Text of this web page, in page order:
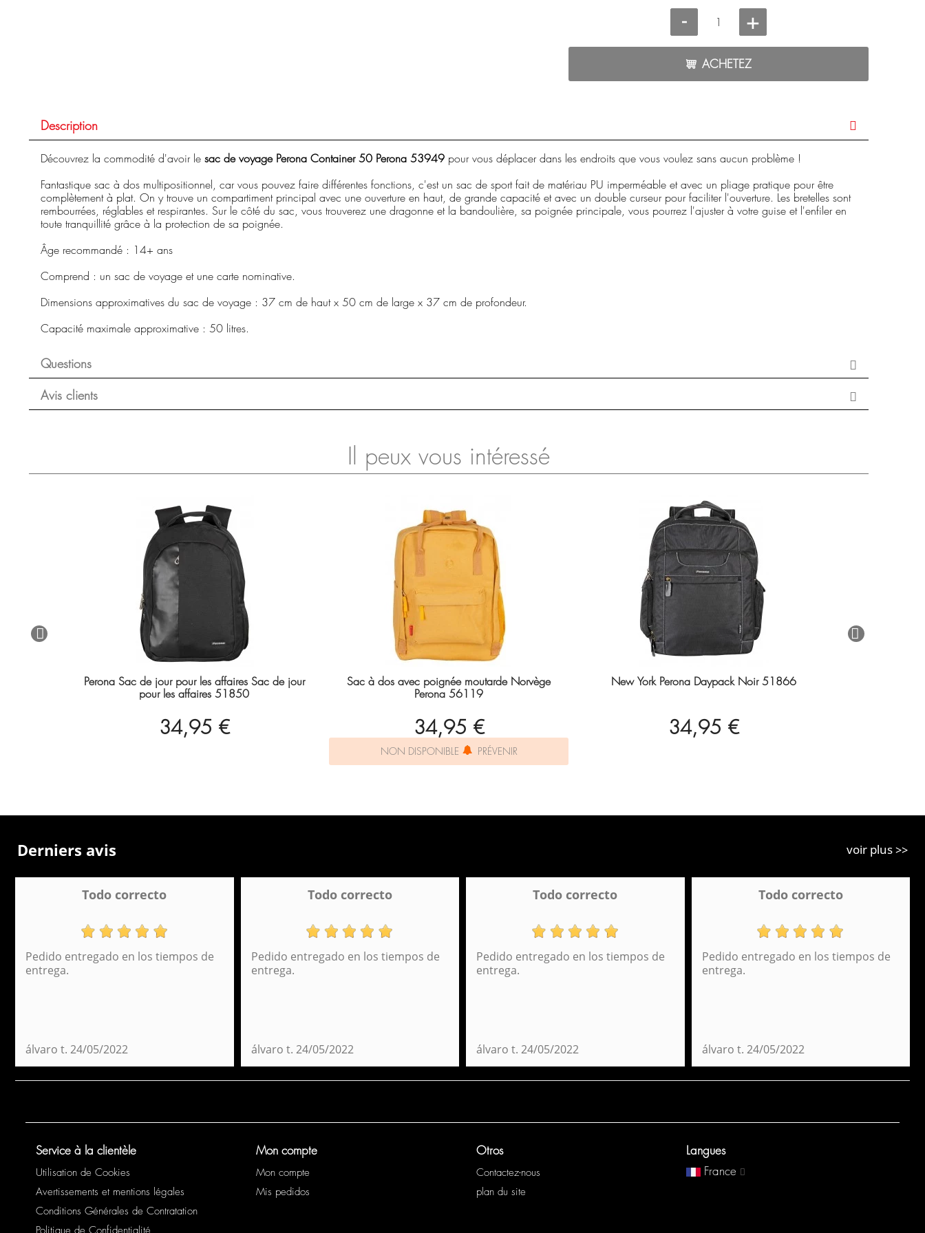
- +
ACHETEZ
Description
Découvrez la commodité d'avoir le sac de voyage Perona Container 50 Perona 53949 pour vous déplacer dans les endroits que vous voulez sans aucun problème !
Fantastique sac à dos multipositionnel, car vous pouvez faire différentes fonctions, c'est un sac de sport fait de matériau PU imperméable et avec un pliage pratique pour être
complètement à plat. On y trouve un compartiment principal avec une ouverture en haut, de grande capacité et avec un double curseur pour faciliter l'ouverture. Les bretelles sont
rembourrées, réglables et respirantes. Sur le côté du sac, vous trouverez une dragonne et la bandoulière, sa poignée principale, vous pourrez l'ajuster à votre guise et l'enfiler en
toute tranquillité grâce à la protection de sa poignée.
Âge recommandé : 14+ ans
Comprend : un sac de voyage et une carte nominative.
Dimensions approximatives du sac de voyage : 37 cm de haut x 50 cm de large x 37 cm de profondeur.
Capacité maximale approximative : 50 litres.
Questions
Avis clients
Il peux vous intéressé
Perona Sac de jour pour les affaires Sac de jour
pour les affaires 51850
34,95 €
Sac à dos avec poignée moutarde Norvège
Perona 56119
34,95 €
NON DISPONIBLE PRÉVENIR
New York Perona Daypack Noir 51866
34,95 €
Perona Oasis Daypack Oasis Backpack 54354 Perona Scotland Daypack 51845 Sac à dos sport à LED Perona 57279
Derniers avis voir plus >>
Todo correcto
Pedido entregado en los tiempos de
entrega.
álvaro t. 24/05/2022
Todo correcto
Pedido entregado en los tiempos de
entrega.
álvaro t. 24/05/2022
Todo correcto
Pedido entregado en los tiempos de
entrega.
álvaro t. 24/05/2022
Todo correcto
Pedido entregado en los tiempos de
entrega.
álvaro t. 24/05/2022
Service à la clientèle
Utilisation de Cookies
Avertissements et mentions légales
Conditions Générales de Contratation
Politique de Confidentialité
Mon compte
Mon compte
Mis pedidos
Otros
Contactez-nous
plan du site
Langues
France